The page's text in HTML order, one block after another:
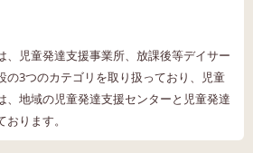
、児童発達支援事業所、放課後等デイサー
の3つのカテゴリを取り扱っており、児童
、地域の児童発達支援センターと児童発達
ります。